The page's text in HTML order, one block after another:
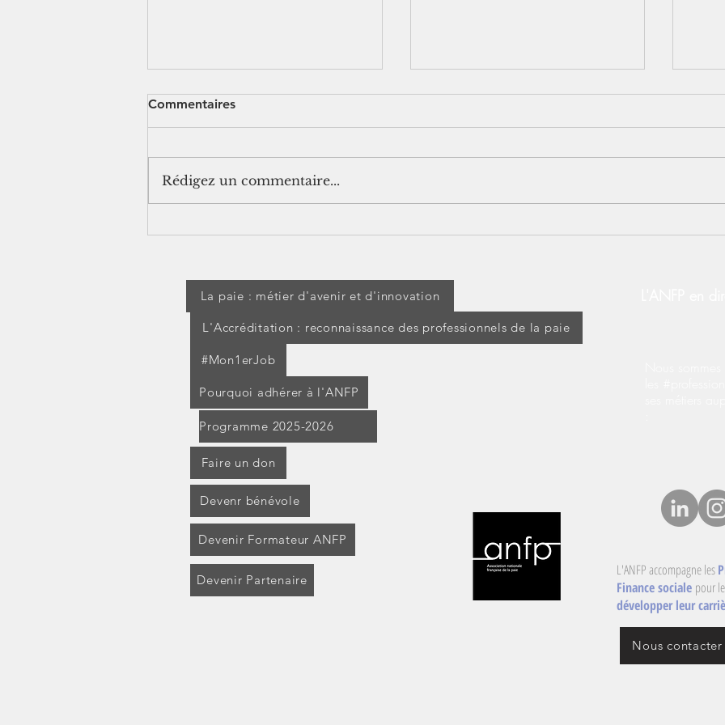
être suspendues
Commentaires
Rédigez un commentaire...
La paie : métier d'avenir et d'innovation
L'Accréditation : reconnaissance des professionnels de la paie
#Mon1erJob
Pourquoi adhérer à l'ANFP
Programme 2025-2026
Faire un don
Devenr bénévole
Devenir Formateur ANFP
Devenir Partenaire
L'ANFP accompagne les
Finance sociale pour
développer leur
Nous contacter